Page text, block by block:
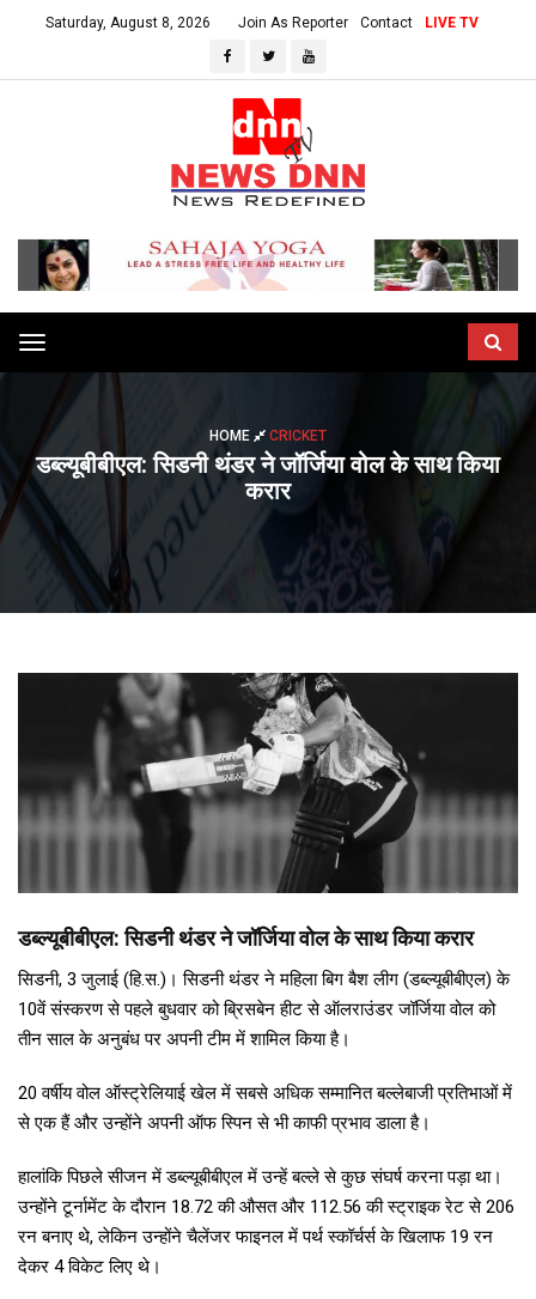
Saturday, August 8, 2026 Join As Reporter Contact LIVE TV
Toggle
navigation
HOME CRICKET
डब्ल्यूबीबीएल: सिडनी थंडर ने जॉर्जिया वोल के साथ किया
करार
डब्ल्यूबीबीएल: सिडनी थंडर ने जॉर्जिया वोल के साथ किया करार
सिडनी, 3 जुलाई (हि.स.)। सिडनी थंडर ने महिला बिग बैश लीग (डब्ल्यूबीबीएल) के
10वें संस्करण से पहले बुधवार को ब्रिसबेन हीट से ऑलराउंडर जॉर्जिया वोल को
तीन साल के अनुबंध पर अपनी टीम में शामिल किया है।
20 वर्षीय वोल ऑस्ट्रेलियाई खेल में सबसे अधिक सम्मानित बल्लेबाजी प्रतिभाओं में
से एक हैं और उन्होंने अपनी ऑफ स्पिन से भी काफी प्रभाव डाला है।
हालांकि पिछले सीजन में डब्ल्यूबीबीएल में उन्हें बल्ले से कुछ संघर्ष करना पड़ा था।
उन्होंने टूर्नामेंट के दौरान 18.72 की औसत और 112.56 की स्ट्राइक रेट से 206
रन बनाए थे, लेकिन उन्होंने चैलेंजर फाइनल में पर्थ स्कॉर्चर्स के खिलाफ 19 रन
देकर 4 विकेट लिए थे।